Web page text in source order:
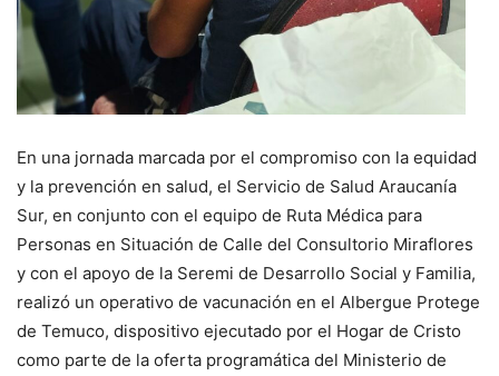
En una jornada marcada por el compromiso con la equidad
y la prevención en salud, el Servicio de Salud Araucanía
Sur, en conjunto con el equipo de Ruta Médica para
Personas en Situación de Calle del Consultorio Miraflores
y con el apoyo de la Seremi de Desarrollo Social y Familia,
realizó un operativo de vacunación en el Albergue Protege
de Temuco, dispositivo ejecutado por el Hogar de Cristo
como parte de la oferta programática del Ministerio de